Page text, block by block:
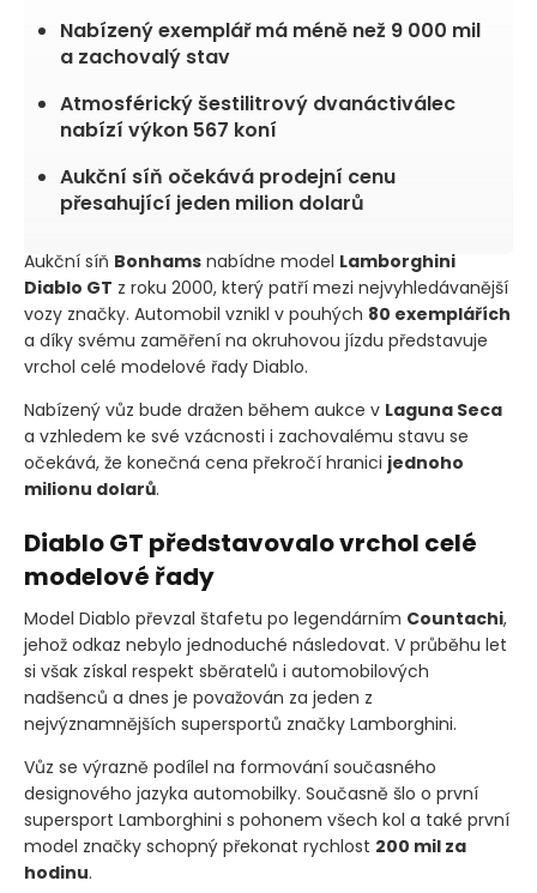
Nabízený exemplář má méně než 9 000 mil
a zachovalý stav
Atmosférický šestilitrový dvanáctiválec
nabízí výkon 567 koní
Aukční síň očekává prodejní cenu
přesahující jeden milion dolarů
Aukční síň Bonhams nabídne model Lamborghini
Diablo GT z roku 2000, který patří mezi nejvyhledávanější
vozy značky. Automobil vznikl v pouhých 80 exemplářích
a díky svému zaměření na okruhovou jízdu představuje
vrchol celé modelové řady Diablo.
Nabízený vůz bude dražen během aukce v Laguna Seca
a vzhledem ke své vzácnosti i zachovalému stavu se
očekává, že konečná cena překročí hranici jednoho
milionu dolarů.
Diablo GT představovalo vrchol celé
modelové řady
Model Diablo převzal štafetu po legendárním Countachi,
jehož odkaz nebylo jednoduché následovat. V průběhu let
si však získal respekt sběratelů i automobilových
nadšenců a dnes je považován za jeden z
nejvýznamnějších supersportů značky Lamborghini.
Vůz se výrazně podílel na formování současného
designového jazyka automobilky. Současně šlo o první
supersport Lamborghini s pohonem všech kol a také první
model značky schopný překonat rychlost 200 mil za
hodinu.